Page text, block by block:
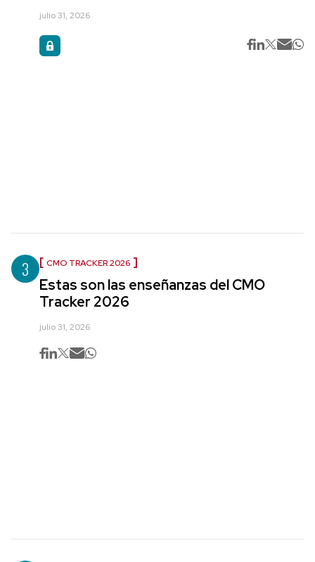
julio 31, 2026
3 CMO TRACKER 2026
Estas son las enseñanzas del CMO
Tracker 2026
julio 31, 2026